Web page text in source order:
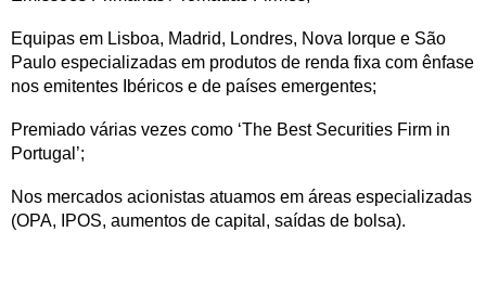
Equipas em Lisboa, Madrid, Londres, Nova Iorque e São
Paulo especializadas em produtos de renda fixa com ênfase
nos emitentes Ibéricos e de países emergentes;
Premiado várias vezes como ‘The Best Securities Firm in
Portugal’;
Nos mercados acionistas atuamos em áreas especializadas
(OPA, IPOS, aumentos de capital, saídas de bolsa).